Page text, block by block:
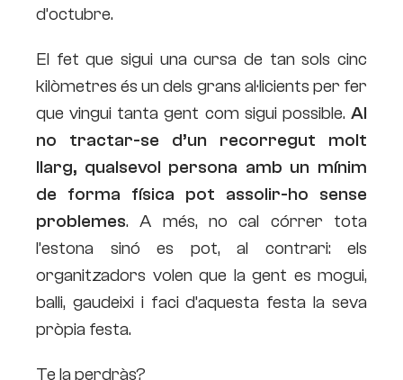
d’octubre.
El fet que sigui una cursa de tan sols cinc
kilòmetres és un dels grans al·licients per fer
que vingui tanta gent com sigui possible. Al
no tractar-se d’un recorregut molt
llarg, qualsevol persona amb un mínim
de forma física pot assolir-ho sense
problemes. A més, no cal córrer tota
l’estona sinó es pot, al contrari: els
organitzadors volen que la gent es mogui,
balli, gaudeixi i faci d’aquesta festa la seva
pròpia festa.
Te la perdràs?